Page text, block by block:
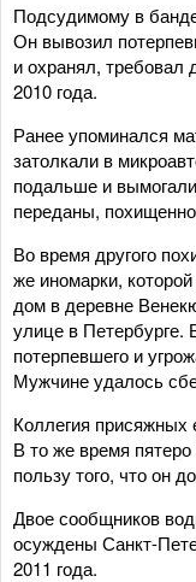
Подсудимому в
Он вывозил
и охранял, требовал
2010 года.
Ранее упоминался
затолкали в
подальше и
переданы,
Во время другого
же иномарки,
дом в деревне
улице в Петербурге.
потерпевшего и
Мужчине удалось
Коллегия
В то же время
пользу того, что он
Двое сообщников
осуждены Санкт-
2011 года.